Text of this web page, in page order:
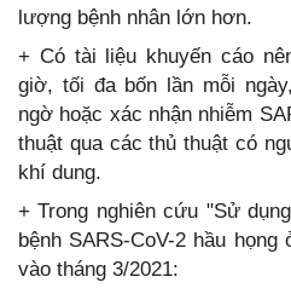
lượng bệnh nhân lớn hơn.
+ Có tài liệu khuyến cáo
giờ, tối đa bốn lần mỗi
ngờ hoặc xác nhận nhiễm
thuật qua các thủ thuật có
khí dung.
+ Trong nghiên cứu "Sử
bệnh SARS-CoV-2 hầu họng
vào tháng 3/2021: